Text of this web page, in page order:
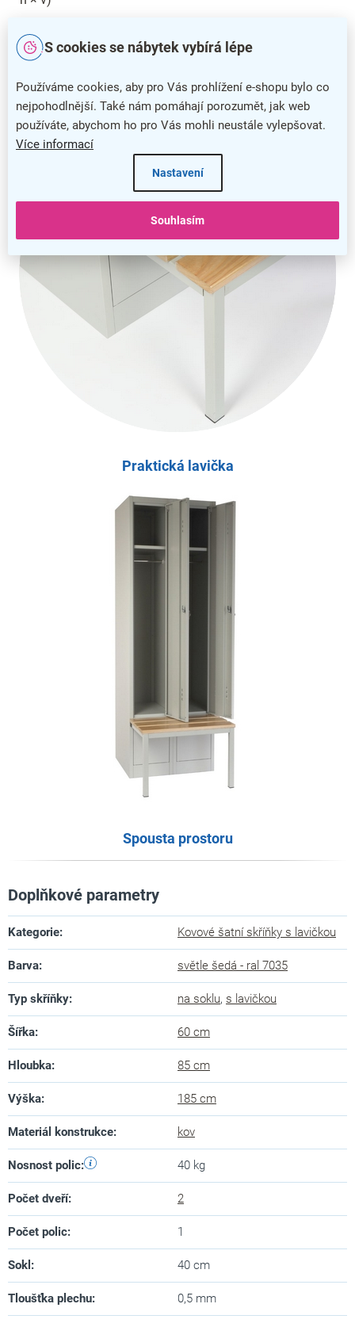
S cookies se nábytek vybírá lépe
Používáme cookies, aby pro Vás prohlížení e-shopu bylo co
nejpohodlnější. Také nám pomáhají porozumět, jak web
používáte, abychom ho pro Vás mohli neustále vylepšovat.
Více informací
Nastavení
Souhlasím
Sokl:40 cm
Praktická lavička
Spousta prostoru
Doplňkové parametry
Kategorie: Kovové šatní skříňky s lavičkou
Barva: světle šedá - ral 7035
Typ skříňky: na soklu, s lavičkou
Šířka: 60 cm
Hloubka: 85 cm
Výška: 185 cm
Materiál konstrukce: kov
Nosnost polic: 40 kg
Počet dveří: 2
Počet polic: 1
Sokl : 40 cm
Tloušťka plechu: 0,5 mm